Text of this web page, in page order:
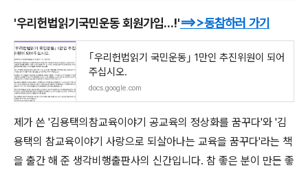
'우리헌법읽기국민운동 회원가입...!'==>>동참하러 가기
｢우리헌법읽기 국민운동｣ 1만인 추진위원이 되어
주십시오.
docs.google.com
제가 쓴 '김용택의참교육이야기 공교육의 정상화를 꿈꾸다'와 '김
용택의 참교육이야기 사랑으로 되살아나는 교육을 꿈꾸다'라는 책
을 출간 해 준 생각비행출판사의 신간입니다. 참 좋은 분이 만든 좋